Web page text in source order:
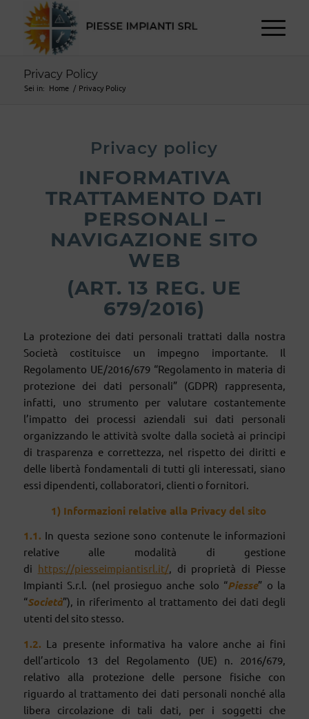
Privacy Policy
Sei in: Home / Privacy Policy
Privacy policy
INFORMATIVA
TRATTAMENTO DATI
PERSONALI –
NAVIGAZIONE SITO
WEB
(ART. 13 REG. UE
679/2016)
La protezione dei dati personali trattati dalla nostra
Società costituisce un impegno importante. Il
Regolamento UE/2016/679 “Regolamento in materia di
protezione dei dati personali” (GDPR) rappresenta,
infatti, uno strumento per valutare costantemente
l’impatto dei processi aziendali sui dati personali
organizzando le attività svolte dalla società ai principi
di trasparenza e correttezza, nel rispetto dei diritti e
delle libertà fondamentali di tutti gli interessati, siano
essi dipendenti, collaboratori, clienti o fornitori.
1) Informazioni relative alla Privacy del sito
1.1. In questa sezione sono contenute le informazioni
relative alle modalità di gestione
di https://piesseimpiantisrl.it/, di proprietà di Piesse
Impianti S.r.l. (nel prosieguo anche solo “Piesse” o la
“Società”), in riferimento al trattamento dei dati degli
utenti del sito stesso.
1.2. La presente informativa ha valore anche ai fini
dell’articolo 13 del Regolamento (UE) n. 2016/679,
relativo alla protezione delle persone fisiche con
riguardo al trattamento dei dati personali nonché alla
libera circolazione di tali dati, per i soggetti che